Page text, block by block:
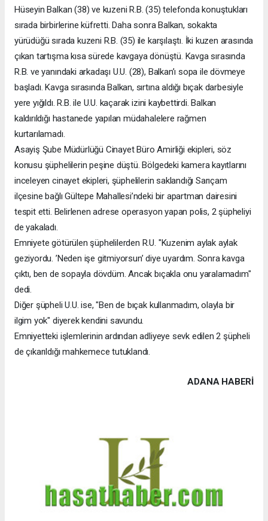
Hüseyin Balkan (38) ve kuzeni R.B. (35) telefonda konuştukları
sırada birbirlerine küfretti. Daha sonra Balkan, sokakta
yürüdüğü sırada kuzeni R.B. (35) ile karşılaştı. İki kuzen arasında
çıkan tartışma kısa sürede kavgaya dönüştü. Kavga sırasında
R.B. ve yanındaki arkadaşı U.U. (28), Balkan’ı sopa ile dövmeye
başladı. Kavga sırasında Balkan, sırtına aldığı bıçak darbesiyle
yere yığıldı. R.B. ile U.U. kaçarak izini kaybettirdi. Balkan
kaldırıldığı hastanede yapılan müdahalelere rağmen
kurtarılamadı.
Asayiş Şube Müdürlüğü Cinayet Büro Amirliği ekipleri, söz
konusu şüphelilerin peşine düştü. Bölgedeki kamera kayıtlarını
inceleyen cinayet ekipleri, şüphelilerin saklandığı Sarıçam
ilçesine bağlı Gültepe Mahallesi’ndeki bir apartman dairesini
tespit etti. Belirlenen adrese operasyon yapan polis, 2 şüpheliyi
de yakaladı.
Emniyete götürülen şüphelilerden R.U. "Kuzenim aylak aylak
geziyordu. ’Neden işe gitmiyorsun’ diye uyardım. Sonra kavga
çıktı, ben de sopayla dövdüm. Ancak bıçakla onu yaralamadım"
dedi.
Diğer şüpheli U.U. ise, "Ben de bıçak kullanmadım, olayla bir
ilgim yok" diyerek kendini savundu.
Emniyetteki işlemlerinin ardından adliyeye sevk edilen 2 şüpheli
de çıkarıldığı mahkemece tutuklandı.
ADANA HABERİ